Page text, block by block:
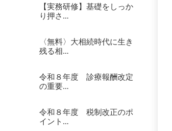
【実務研修】基礎をしっか
り押さ...
〈無料〉大相続時代に生き
残る相...
令和８年度 診療報酬改定
の重要...
令和８年度 税制改正のポ
イント...